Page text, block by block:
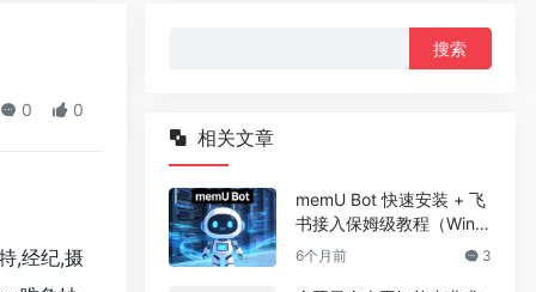
0 0
,经纪,摄
相关文章
memU Bot 快速安装 + 飞
书接入保姆级教程（Wind
ows/macOS 通用）
6个月前 3